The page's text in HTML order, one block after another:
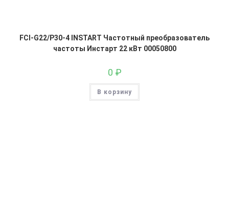
FCI-G22/P30-4 INSTART Частотный преобразователь
частоты Инстарт 22 кВт 00050800
0 ₽
В корзину